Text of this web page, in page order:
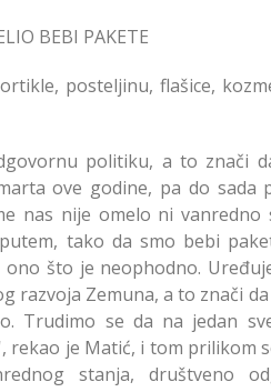
BEBI PAKETE
posteljinu, flašice,
politiku, a to znači
ove godine, pa do
nas nije omelo ni
tako da smo bebi
što je neophodno.
razvoja Zemuna, a to znači
Trudimo se da na jedan
je Matić, i tom prilikom
stanja, društveno